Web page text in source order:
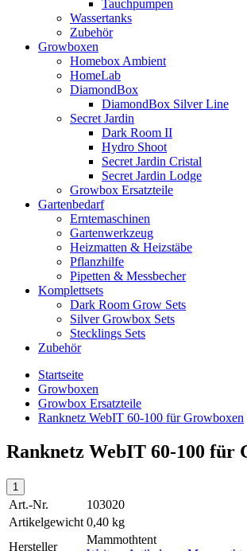
Tauchpumpen
Wassertanks
Zubehör
Growboxen
Homebox Ambient
HomeLab
DiamondBox
DiamondBox Silver Line
Secret Jardin
Dark Room II
Hydro Shoot
Secret Jardin Cristal
Secret Jardin Lodge
Growbox Ersatzteile
Gartenbedarf
Erntemaschinen
Gartenwerkzeug
Heizmatten & Heizstäbe
Pflanzhilfe
Pipetten & Messbecher
Komplettsets
Dark Room Grow Sets
Silver Growbox Sets
Stecklings Sets
Zubehör
Startseite
Growboxen
Growbox Ersatzteile
Ranknetz WebIT 60-100 für Growboxen
Ranknetz WebIT 60-100 für
Art.-Nr.
103020
Artikelgewicht 0,40 kg
Hersteller
Mammothtent